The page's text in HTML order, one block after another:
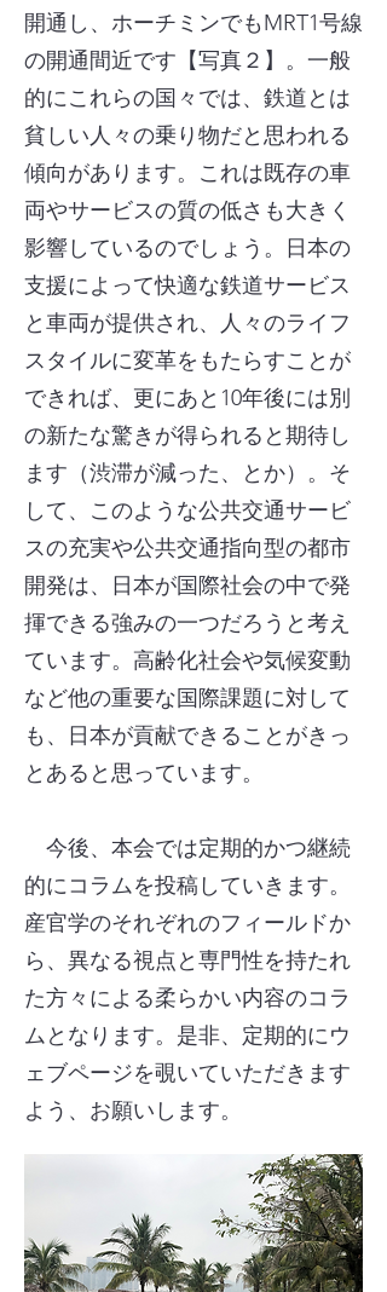
開通し、ホーチミンでもMRT1号線
の開通間近です【写真２】。一般
的にこれらの国々では、鉄道とは
貧しい人々の乗り物だと思われる
傾向があります。これは既存の車
両やサービスの質の低さも大きく
影響しているのでしょう。日本の
支援によって快適な鉄道サービス
と車両が提供され、人々のライフ
スタイルに変革をもたらすことが
できれば、更にあと10年後には別
の新たな驚きが得られると期待し
ます（渋滞が減った、とか）。そ
して、このような公共交通サービ
スの充実や公共交通指向型の都市
開発は、日本が国際社会の中で発
揮できる強みの一つだろうと考え
ています。高齢化社会や気候変動
など他の重要な国際課題に対して
も、日本が貢献できることがきっ
とあると思っています。
今後、本会では定期的かつ継続
的にコラムを投稿していきます。
産官学のそれぞれのフィールドか
ら、異なる視点と専門性を持たれ
た方々による柔らかい内容のコラ
ムとなります。是非、定期的にウ
ェブページを覗いていただきます
よう、お願いします。